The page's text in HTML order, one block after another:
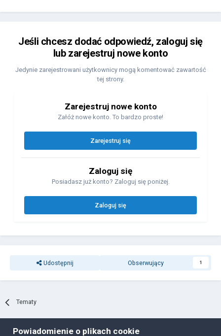
Jeśli chcesz dodać odpowiedź, zaloguj się
lub zarejestruj nowe konto
Jedynie zarejestrowani użytkownicy mogą komentować zawartość
tej strony.
Zarejestruj nowe konto
Załóż nowe konto. To bardzo proste!
Zarejestruj się
Zaloguj się
Posiadasz już konto? Zaloguj się poniżej.
Zaloguj się
Udostępnij Obserwujący 1
Tematy
Polityka prywatności Ciasteczka
Powiadomienie o plikach cookie